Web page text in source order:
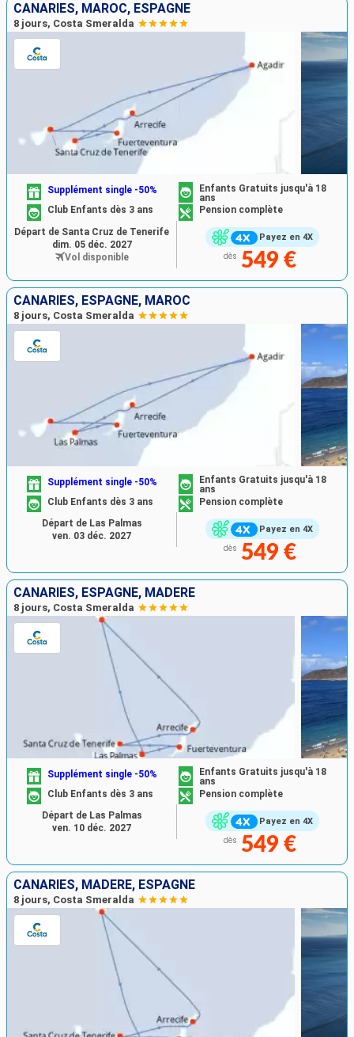
CANARIES, MAROC, ESPAGNE
8 jours, Costa Smeralda
Payez en 4X
Supplément single -50%
Enfants Gratuits jusqu'à 18
ans
Club Enfants dès 3 ans
Pension complète
dès 549 €
Départ de Santa Cruz de Tenerife
dim. 05 déc. 2027
Vol disponible
CANARIES, ESPAGNE, MAROC
8 jours, Costa Smeralda
Payez en 4X
Supplément single -50%
Enfants Gratuits jusqu'à 18
ans
Club Enfants dès 3 ans
Pension complète
dès 549 €
Départ de Las Palmas
ven. 03 déc. 2027
CANARIES, ESPAGNE, MADÈRE
8 jours, Costa Smeralda
Payez en 4X
Supplément single -50%
Enfants Gratuits jusqu'à 18
ans
Club Enfants dès 3 ans
Pension complète
dès 549 €
Départ de Las Palmas
ven. 10 déc. 2027
CANARIES, MADÈRE, ESPAGNE
8 jours, Costa Smeralda